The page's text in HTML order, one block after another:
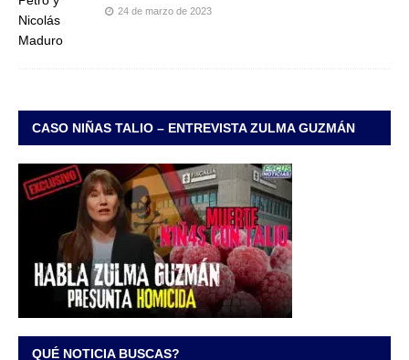
24 de marzo de 2023
CASO NIÑAS TALIO – ENTREVISTA ZULMA GUZMÁN
QUÉ NOTICIA BUSCAS?